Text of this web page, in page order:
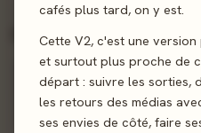
cafés plus tard, on y est.
Cette V2, c'est une
et surtout plus proche de
départ : suivre les sorties,
les retours des médias
ses envies de côté, faire
PASSÉ
Mardi 4 août